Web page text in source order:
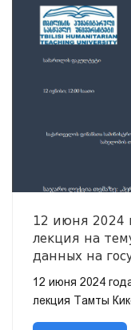
12 июня 2024
лекция на
данных на
12 июня 2024
лекция Тамты
юридического